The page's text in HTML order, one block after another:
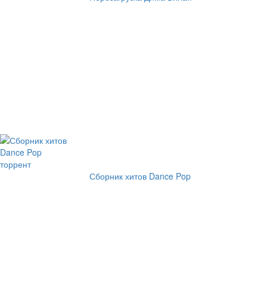
Сборник хитов Dance Pop